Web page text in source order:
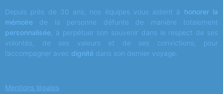
Depuis près de 30 ans, nos équipes vous aident à honorer la
mémoire de la personne défunte de manière totalement
personnalisée , à perpétuer son souvenir dans le respect de ses
volontés, de ses valeurs et de ses convictions, pour
l’accompagner avec dignité dans son dernier voyage.
Mentions légales